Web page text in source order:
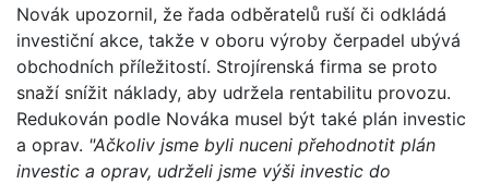
Novák upozornil, že řada odběratelů ruší či odkládá
investiční akce, takže v oboru výroby čerpadel ubývá
obchodních příležitostí. Strojírenská firma se proto
snaží snížit náklady, aby udržela rentabilitu provozu.
Redukován podle Nováka musel být také plán investic
a oprav. "Ačkoliv jsme byli nuceni přehodnotit plán
investic a oprav, udrželi jsme výši investic do